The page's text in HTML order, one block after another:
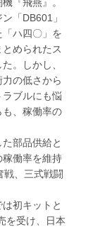
「DB601」
ハ四〇」を
められたス
。しかし、
の低さから
ブルにも悩
も、稼働率の
部品供給と
働率を維持
戦、三式戦闘
初キットと
を受け、日本